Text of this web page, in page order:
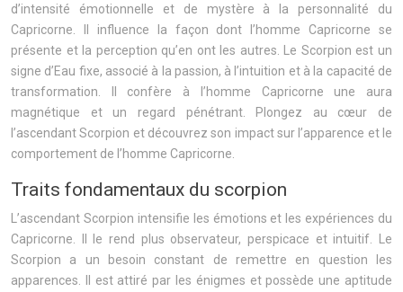
d’intensité émotionnelle et de mystère à la personnalité du
Capricorne. Il influence la façon dont l’homme Capricorne se
présente et la perception qu’en ont les autres. Le Scorpion est un
signe d’Eau fixe, associé à la passion, à l’intuition et à la capacité de
transformation. Il confère à l’homme Capricorne une aura
magnétique et un regard pénétrant. Plongez au cœur de
l’ascendant Scorpion et découvrez son impact sur l’apparence et le
comportement de l’homme Capricorne.
Traits fondamentaux du scorpion
L’ascendant Scorpion intensifie les émotions et les expériences du
Capricorne. Il le rend plus observateur, perspicace et intuitif. Le
Scorpion a un besoin constant de remettre en question les
apparences. Il est attiré par les énigmes et possède une aptitude